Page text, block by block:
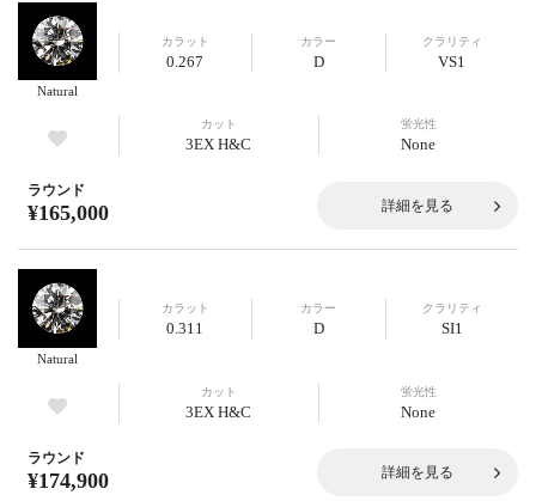
Natural
カラット
0.267
カラー
D
クラリティ
VS1
カット
3EX H&C
蛍光性
None
ラウンド
¥165,000 詳細を見る
Natural
カラット
0.311
カラー
D
クラリティ
SI1
カット
3EX H&C
蛍光性
None
ラウンド
¥174,900 詳細を見る